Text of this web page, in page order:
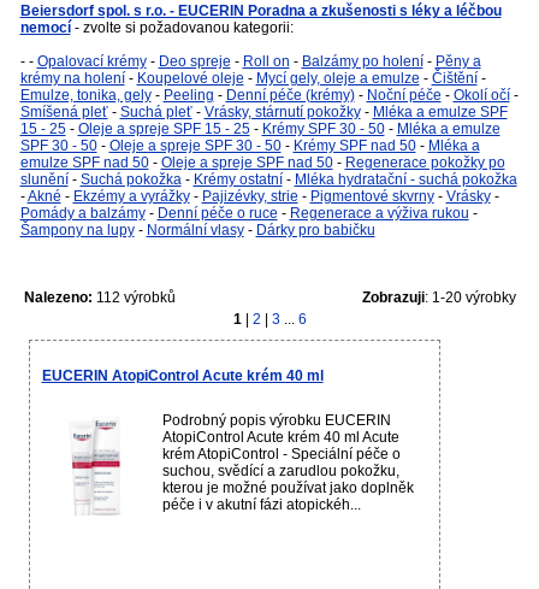
Beiersdorf spol. s r.o. - EUCERIN Poradna a zkušenosti s léky a léčbou
nemocí - zvolte si požadovanou kategorii:
- - Opalovací krémy- Deo spreje - Roll on - Balzámy po holení- Pěny a
krémy na holení- Koupelové oleje - Mycí gely, oleje a emulze - Čištění-
Emulze, tonika, gely- Peeling - Denní péče (krémy)- Noční péče - Okolí očí-
Smíšená pleť- Suchá pleť- Vrásky, stárnutí pokožky- Mléka a emulze SPF
15 - 25- Oleje a spreje SPF 15 - 25- Krémy SPF 30 - 50- Mléka a emulze
SPF 30 - 50- Oleje a spreje SPF 30 - 50- Krémy SPF nad 50- Mléka a
emulze SPF nad 50- Oleje a spreje SPF nad 50- Regenerace pokožky po
slunění- Suchá pokožka- Krémy ostatní- Mléka hydratační - suchá pokožka
-Akné - Ekzémy a vyrážky- Pajizévky, strie - Pigmentové skvrny- Vrásky-
Pomády a balzámy- Denní péče o ruce - Regenerace a výživa rukou -
Šampony na lupy- Normální vlasy- Dárky pro babičku
Nalezeno: 112 výrobků Zobrazuji: 1-20 výrobky
1
2 3... 6
EUCERIN AtopiControl Acute krém 40 ml
Podrobný popis výrobku EUCERIN
AtopiControl Acute krém 40 ml Acute
krém AtopiControl - Speciální péče o
suchou, svědící a zarudlou pokožku,
kterou je možné používat jako doplněk
péče i v akutní fázi atopickéh...